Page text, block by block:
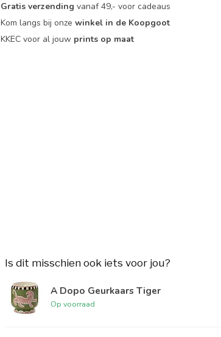
Gratis verzending vanaf 49,- voor cadeaus
Kom langs bij onzewinkel in de Koopgoot
KKEC voor al jouw prints op maat
Is dit misschien ook iets voor jou?
A Dopo Geurkaars Tiger
Op voorraad